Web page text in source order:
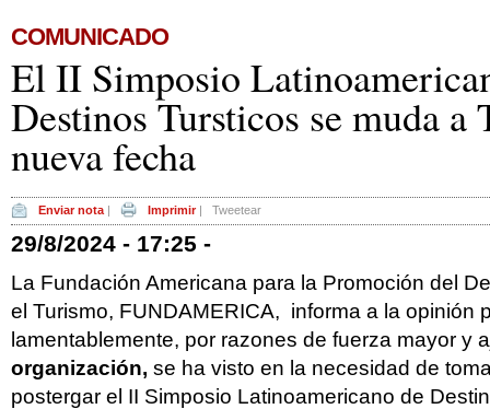
COMUNICADO
El II Simposio
Destinos Tursticos se muda a
nueva fecha
Enviar nota | Imprimir| Tweetear
29/8/2024 - 17:25 -
La Fundación Americana para la Promoción del
el Turismo, FUNDAMERICA, informa a la opinión
lamentablemente, por razones de fuerza mayor y
organización, se ha visto en la necesidad de
postergar el II Simposio Latinoamericano de